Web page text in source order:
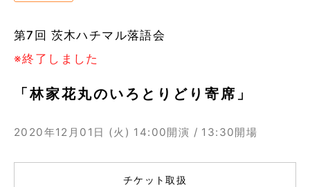
第7回 茨木ハチマル落語会
※終了しました
「林家花丸のいろとりどり寄席」
2020年12月01日 (火) 14:00開演 / 13:30開場
チケット取扱